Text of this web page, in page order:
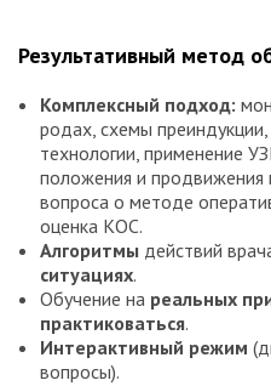
Результативный метод
Комплексный подход:
родах, схемы
технологии, применение
положения и продвижения
вопроса о методе
оценка КОС.
Алгоритмы действий
ситуациях.
Обучение на реальных
практиковаться.
Интерактивный режим
вопросы).